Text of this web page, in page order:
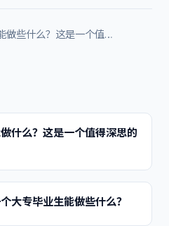
做些什么？这是一个值…
什么？这是一个值得深思的
大专毕业生能做些什么？